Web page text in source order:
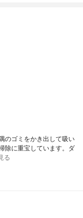
のゴミをかき出して吸い
除に重宝しています。ダ
る